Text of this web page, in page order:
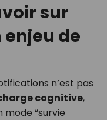
sur
de
n’est pas
cognitive,
mode “survie